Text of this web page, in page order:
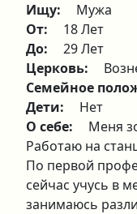
Ищу:
Мужа
От:
18 Лет
До:
29 Лет
Церковь:
Семейное
Дети:
Нет
О себе:
Меня
Работаю на
По первой
сейчас учусь в
занимаюсь